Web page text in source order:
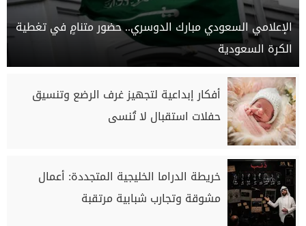
الإعلامي السعودي مبارك الدوسري.. حضور متنامٍ في تغطية
الكرة السعودية
أفكار إبداعية لتجهيز غرف الرضع وتنسيق
حفلات استقبال لا تُنسى
خريطة الدراما الخليجية المتجددة: أعمال
مشوقة وتجارب شبابية مرتقبة